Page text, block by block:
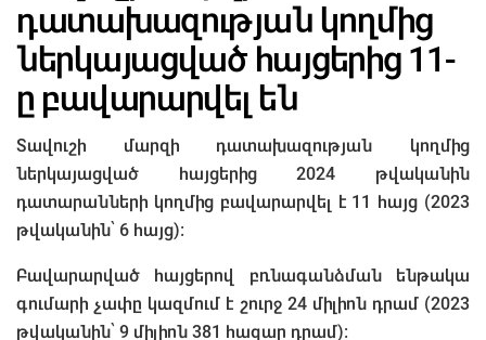
դատախազության կողմից
ներկայացված հայցերից 11-
ը բավարարվել են
Տավուշի մարզի դատախազության կողմից
ներկայացված հայցերից 2024 թվականին
դատարանների կողմից բավարարվել է 11 հայց (2023
թվականին՝ 6 հայց):
Բավարարված հայցերով բռնագանձման ենթակա
գումարի չափը կազմում է շուրջ 24 միլիոն դրամ (2023
թվականին՝ 9 միլիոն 381 հազար դրամ):